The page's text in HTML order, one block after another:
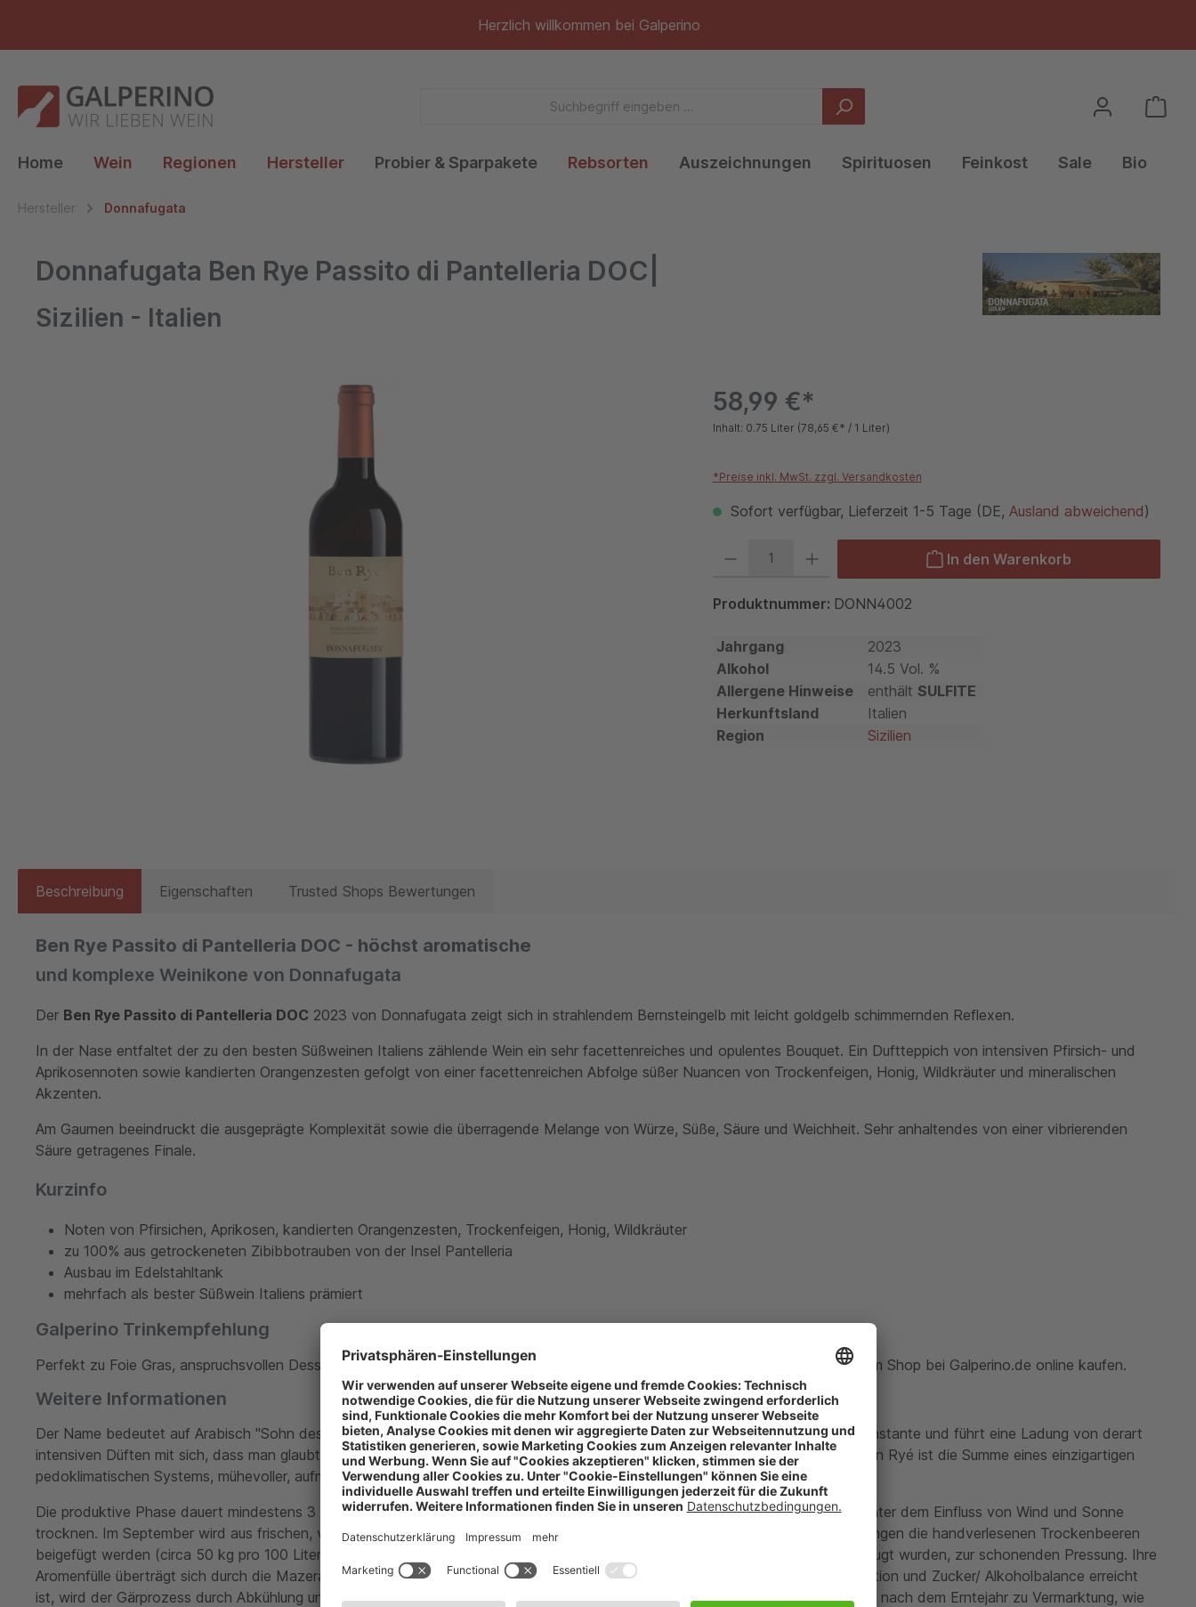
Herzlich willkommen bei Galperino
Home Wein Regionen Hersteller Probier & Sparpakete Rebsorten Auszeichnungen Spirituosen Feinkost Sale Bio
Hersteller Donnafugata
Donnafugata Ben Rye Passito di Pantelleria DOC|
Sizilien - Italien
58,99 €*
Inhalt: 0.75 Liter (78,65 €* / 1 Liter)
*Preise inkl. MwSt. zzgl. Versandkosten
Sofort verfügbar, Lieferzeit 1-5 Tage (DE, Ausland abweichend)
In den Warenkorb
Produktnummer: DONN4002
Jahrgang
2023
Alkohol
14.5 Vol. %
Allergene Hinweise
enthält SULFITE
Herkunftsland
Italien
Region
Sizilien
Beschreibung Eigenschaften Trusted Shops Bewertungen
Ben Rye Passito di Pantelleria DOC - höchst aromatische
und komplexe Weinikone von Donnafugata
Der Ben Rye Passito di Pantelleria DOC 2023 von Donnafugata zeigt sich in strahlendem Bernsteingelb mit leicht goldgelb schimmernden Reflexen.
In der Nase entfaltet der zu den besten Süßweinen Italiens zählende Wein ein sehr facettenreiches und opulentes Bouquet. Ein Duftteppich von intensiven Pfirsich- und
Aprikosennoten sowie kandierten Orangenzesten gefolgt von einer facettenreichen Abfolge süßer Nuancen von Trockenfeigen, Honig, Wildkräuter und mineralischen
Akzenten.
Am Gaumen beeindruckt die ausgeprägte Komplexität sowie die überragende Melange von Würze, Süße, Säure und Weichheit. Sehr anhaltendes von einer vibrierenden
Säure getragenes Finale.
Kurzinfo
Noten von Pfirsichen, Aprikosen, kandierten Orangenzesten, Trockenfeigen, Honig, Wildkräuter
zu 100% aus getrockeneten Zibibbotrauben von der Insel Pantelleria
Ausbau im Edelstahltank
mehrfach als bester Süßwein Italiens prämiert
Galperino Trinkempfehlung
Perfekt zu Foie Gras, anspruchsvollen Dessertvariationen, Mürbteiggebäck, kräftigem Käse. Jetzt die besten Weine aus Italien im Shop bei Galperino.de online kaufen.
Weitere Informationen
Der Name bedeutet auf Arabisch "Sohn des Windes", denn auf Pantelleria ist der durch die Weintrauben pfeifende Wind eine Konstante und führt eine Ladung von derart
intensiven Düften mit sich, dass man glaubt sie greifen zu können. Der erste Jahrgang wurde 1989 abgefüllt. Der Passitowein Ben Ryé ist die Summe eines einzigartigen
pedoklimatischen Systems, mühevoller, aufmerksamer, geduldiger Arbeit und einer geringen Dosis Technologie.
Die produktive Phase dauert mindestens 3 - 4 Monate. Nach dem 15. August beginnt die Ernte der Trauben, die 3-4 Wochen unter dem Einfluss von Wind und Sonne
trocknen. Im September wird aus frischen, vollreifen Trauben der Most gepresst, dem während der Gärung in mehreren Durchgängen die handverlesenen Trockenbeeren
beigefügt werden (circa 50 kg pro 100 Liter). Nach einer Woche kommen die rosinierten Beeren, deren Aromen im Most ausgelaugt wurden, zur schonenden Pressung. Ihre
Aromenfülle überträgt sich durch die Mazeration auf den Most. Gegen Ende November, wenn die erwünschte Aromenkonzentration und Zucker/ Alkoholbalance erreicht
ist, wird der Gärprozess durch Abkühlung unterbrochen. Nach einigen Monaten wird der Wein abgefüllt und kommt ab dem 1. Juli nach dem Erntejahr zu Vermarktung, wie